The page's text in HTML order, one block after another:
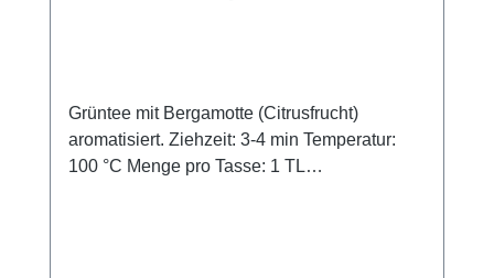
Grüntee mit Bergamotte (Citrusfrucht)
aromatisiert. Ziehzeit: 3-4 min Temperatur:
100 °C Menge pro Tasse: 1 TL